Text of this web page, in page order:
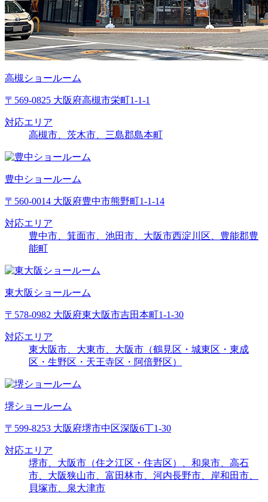
高槻ショールーム
〒569-0825 大阪府高槻市栄町1-1-1
対応エリア
高槻市、茨木市、三島郡島本町
豊中ショールーム
〒560-0014 大阪府豊中市熊野町1-1-14
対応エリア
豊中市、箕面市、池田市、大阪市西淀川区、豊能郡豊
能町
東大阪ショールーム
〒578-0982 大阪府東大阪市吉田本町1-1-30
対応エリア
東大阪市、大東市、大阪市（鶴見区・城東区・東成
区・生野区・天王寺区・阿倍野区）
堺ショールーム
〒599-8253 大阪府堺市中区深阪6丁1-30
対応エリア
堺市、大阪市（住之江区・住吉区）、和泉市、高石
市、大阪狭山市、富田林市、河内長野市、岸和田市、
貝塚市、泉大津市